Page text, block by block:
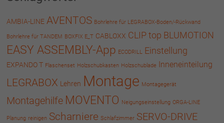
AMBIA-LINE AVENTOS Bohrlehre für LEGRABOX-Boden/-Rückwand
Bohrlehre für TANDEM BOXFIX E_T CABLOXX CLIP top BLUMOTION
EASY ASSEMBLY-App ECODRILL Einstellung
EXPANDO T Flaschenset Holzschubkasten Holzschublade Inneneinteilung
LEGRABOX Lehren Montage Montagegerät
Montagehilfe MOVENTO Neigungseinstellung ORGA-LINE
Planung reinigen Scharniere Schlafzimmer SERVO-DRIVE